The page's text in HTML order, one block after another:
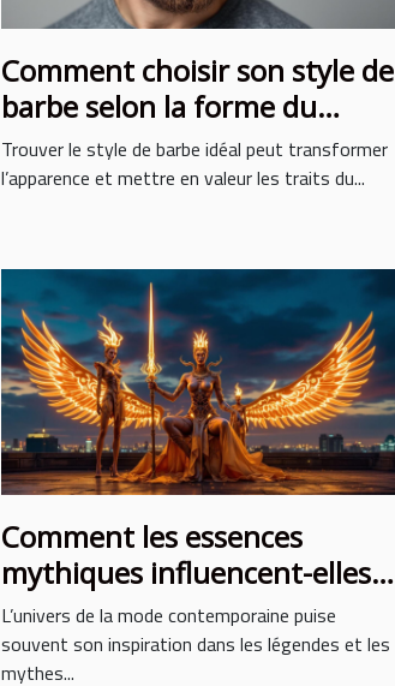
Comment choisir son style de
barbe selon la forme du
visage ?
Trouver le style de barbe idéal peut transformer
l’apparence et mettre en valeur les traits du...
Comment les essences
mythiques influencent-elles
la mode contemporaine ?
L’univers de la mode contemporaine puise
souvent son inspiration dans les légendes et les
mythes...